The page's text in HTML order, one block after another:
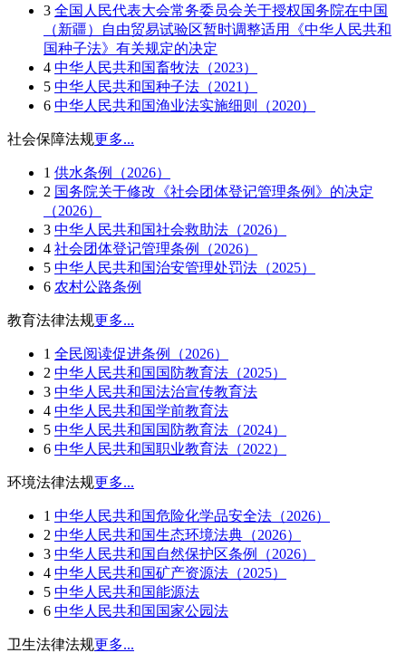
3 全国人民代表大会常务委员会关于授权国务院在中国
（新疆）自由贸易试验区暂时调整适用《中华人民共和
国种子法》有关规定的决定
4 中华人民共和国畜牧法（2023）
5 中华人民共和国种子法（2021）
6 中华人民共和国渔业法实施细则（2020）
社会保障法规更多...
1 供水条例（2026）
2 国务院关于修改《社会团体登记管理条例》的决定
（2026）
3 中华人民共和国社会救助法（2026）
4 社会团体登记管理条例（2026）
5 中华人民共和国治安管理处罚法（2025）
6 农村公路条例
教育法律法规更多...
1 全民阅读促进条例（2026）
2 中华人民共和国国防教育法（2025）
3 中华人民共和国法治宣传教育法
4 中华人民共和国学前教育法
5 中华人民共和国国防教育法（2024）
6 中华人民共和国职业教育法（2022）
环境法律法规更多...
1 中华人民共和国危险化学品安全法（2026）
2 中华人民共和国生态环境法典（2026）
3 中华人民共和国自然保护区条例（2026）
4 中华人民共和国矿产资源法（2025）
5 中华人民共和国能源法
6 中华人民共和国国家公园法
卫生法律法规更多...